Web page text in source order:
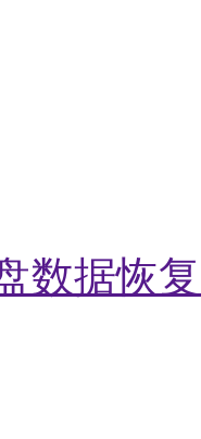
数据恢复